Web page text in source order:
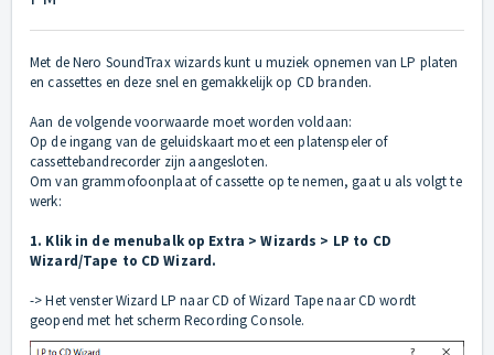
Met de Nero SoundTrax wizards kunt u muziek opnemen van LP platen
en cassettes en deze snel en gemakkelijk op CD branden.
Aan de volgende voorwaarde moet worden voldaan:
Op de ingang van de geluidskaart moet een platenspeler of
cassettebandrecorder zijn aangesloten.
Om van grammofoonplaat of cassette op te nemen, gaat u als volgt te
werk:
1. Klik in de menubalk op Extra > Wizards > LP to CD
Wizard/Tape to CD Wizard.
-> Het venster Wizard LP naar CD of Wizard Tape naar CD wordt
geopend met het scherm Recording Console.